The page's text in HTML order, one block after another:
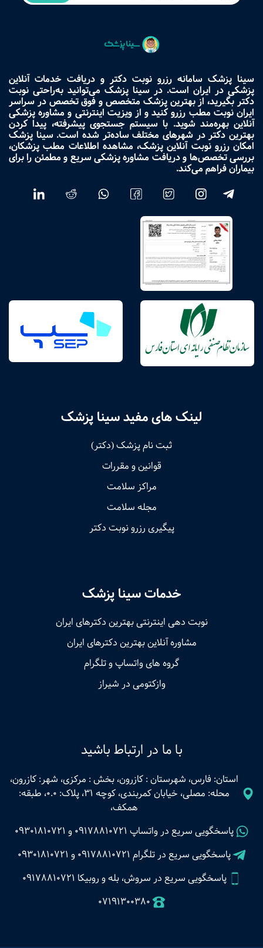
سینا پزشک سامانه رزرو نوبت دکتر و دریافت خدمات آنلاین
پزشکی در ایران است. در سینا پزشک می‌توانید به‌راحتی نوبت
دکتر بگیرید، از بهترین پزشک متخصص و فوق تخصص در سراسر
ایران نوبت مطب رزرو کنید و از ویزیت اینترنتی و مشاوره پزشکی
آنلاین بهره‌مند شوید. با سیستم جستجوی پیشرفته، پیدا کردن
بهترین دکتر در شهرهای مختلف ساده‌تر شده است. سینا پزشک
امکان رزرو نوبت آنلاین پزشک، مشاهده اطلاعات مطب پزشکان،
بررسی تخصص‌ها و دریافت مشاوره پزشکی سریع و مطمئن را برای
بیماران فراهم می‌کند.
لینک های مفید سینا پزشک
ثبت نام پزشک (دکتر)
قوانین و مقررات
مراکز سلامت
مجله سلامت
پیگیری رزرو نوبت دکتر
خدمات سینا پزشک
نوبت‌ دهی اینترنتی بهترین دکترهای ایران
مشاوره آنلاین بهترین دکترهای ایران
گروه های واتساپ و تلگرام
وازکتومی در شیراز
با ما در ارتباط باشید
استان: فارس، شهرستان : کازرون، بخش : مرکزی، شهر: کازرون،
محله: مصلی، خیابان کمربندی، کوچه 31، پلاک: 0.0، طبقه:
همکف،
پاسخگویی سریع در واتساپ 09178810721 و 09301810721
پاسخگویی سریع در تلگرام 09178810721 و 09301810721
پاسخگویی سریع در سروش، بله و روبیکا 09178810721
07191300380